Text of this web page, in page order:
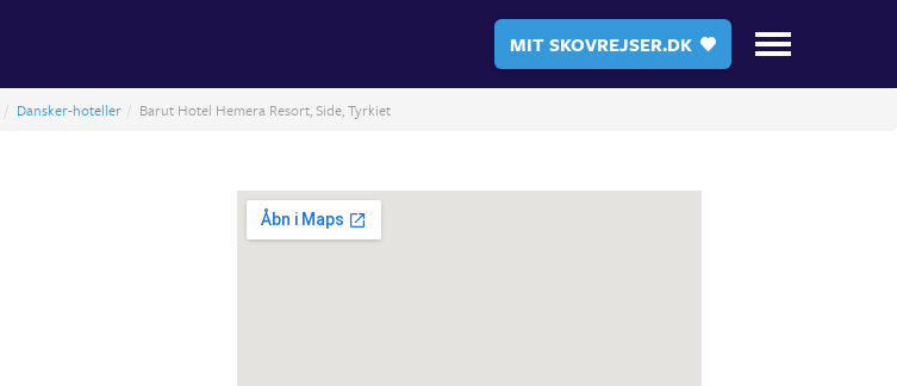
MIT SKOVREJSER.DK
Dansker-hoteller Barut Hotel Hemera Resort, Side, Tyrkiet